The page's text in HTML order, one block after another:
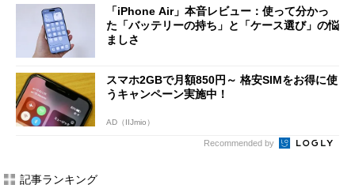
「iPhone Air」本音レビュー：使って分かっ
た「バッテリーの持ち」と「ケース選び」の悩
ましさ
スマホ2GBで月額850円～ 格安SIMをお得に使
うキャンペーン実施中！
AD（IIJmio）
Recommended by
記事ランキング